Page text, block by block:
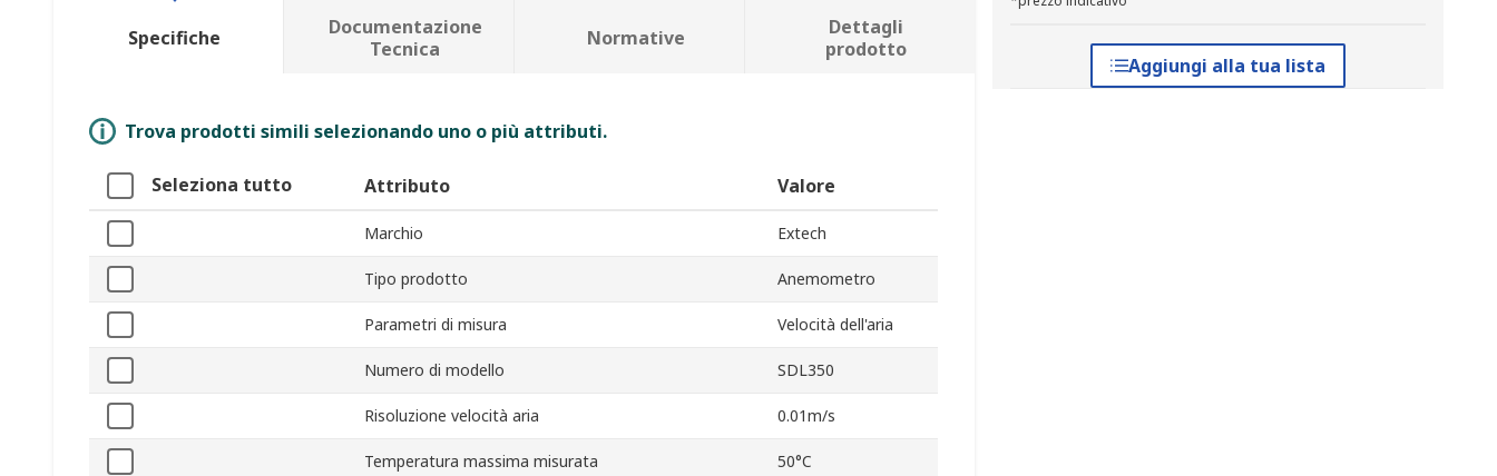
Aggiungi alla tua lista
Specifiche
Documentazione
Tecnica
Normative
Dettagli
prodotto
Trova prodotti simili selezionando uno o più attributi.
Seleziona tutto Attributo Valore
Marchio Extech
Tipo prodotto Anemometro
Parametri di misura Velocità dell'aria
Numero di modello SDL350
Risoluzione velocità aria 0.01m/s
Temperatura massima misurata 50°C